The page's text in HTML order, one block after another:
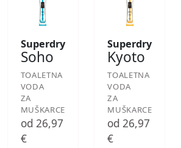
Superdry
Soho
TOALETNA
VODA
ZA
MUŠKARCE
od 26,97
€
Superdry
Kyoto
TOALETNA
VODA
ZA
MUŠKARCE
od 26,97
€